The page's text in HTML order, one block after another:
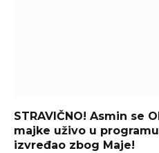
STRAVIČNO! Asmin se
majke uživo u programu
izvređao zbog Maje!